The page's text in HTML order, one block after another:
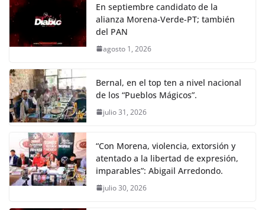
En septiembre candidato de la
alianza Morena-Verde-PT; también
del PAN
agosto 1, 2026
Bernal, en el top ten a nivel nacional
de los “Pueblos Mágicos”.
julio 31, 2026
“Con Morena, violencia, extorsión y
atentado a la libertad de expresión,
imparables”: Abigail Arredondo.
julio 30, 2026